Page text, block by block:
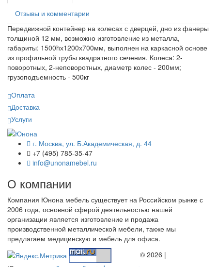
Отзывы и комментарии
Передвижной контейнер на колесах с дверцей, дно из фанеры
толщиной 12 мм, возможно изготовление из металла,
габариты: 1500hх1200х700мм, выполнен на каркасной основе
из профильной трубы квадратного сечения. Колеса: 2-
поворотных, 2-неповоротных, диаметр колес - 200мм;
грузоподъемность - 500кг
Оплата
Доставка
Услуги
г. Москва, ул. Б.Академическая, д. 44
+7 (495) 785-35-47
info@unonamebel.ru
О компании
Компания Юнона мебель существует на Российском рынке с
2006 года, основной сферой деятельностью нашей
организации является изготовление и продажа
производственной металлической мебели, также мы
предлагаем медицинскую и мебель для офиса.
© 2026 |